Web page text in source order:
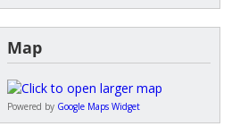
Map
Powered by Google Maps Widget